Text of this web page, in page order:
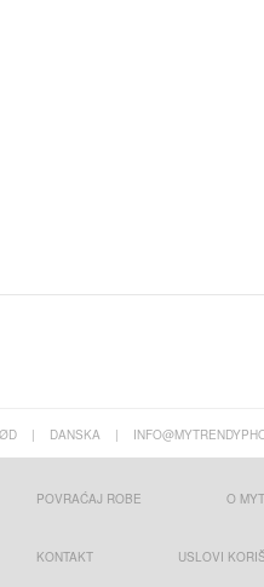
| DANSKA |
POVRAĆAJ ROBE O
KONTAKT USLOVI